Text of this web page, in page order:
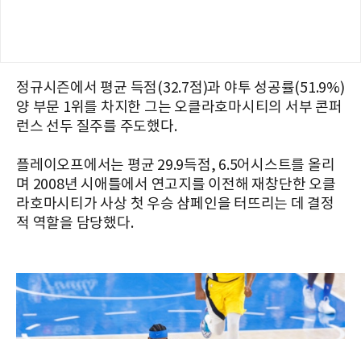
정규시즌에서 평균 득점(32.7점)과 야투 성공률(51.9%)
양 부문 1위를 차지한 그는 오클라호마시티의 서부 콘퍼
런스 선두 질주를 주도했다.
플레이오프에서는 평균 29.9득점, 6.5어시스트를 올리
며 2008년 시애틀에서 연고지를 이전해 재창단한 오클
라호마시티가 사상 첫 우승 샴페인을 터뜨리는 데 결정
적 역할을 담당했다.